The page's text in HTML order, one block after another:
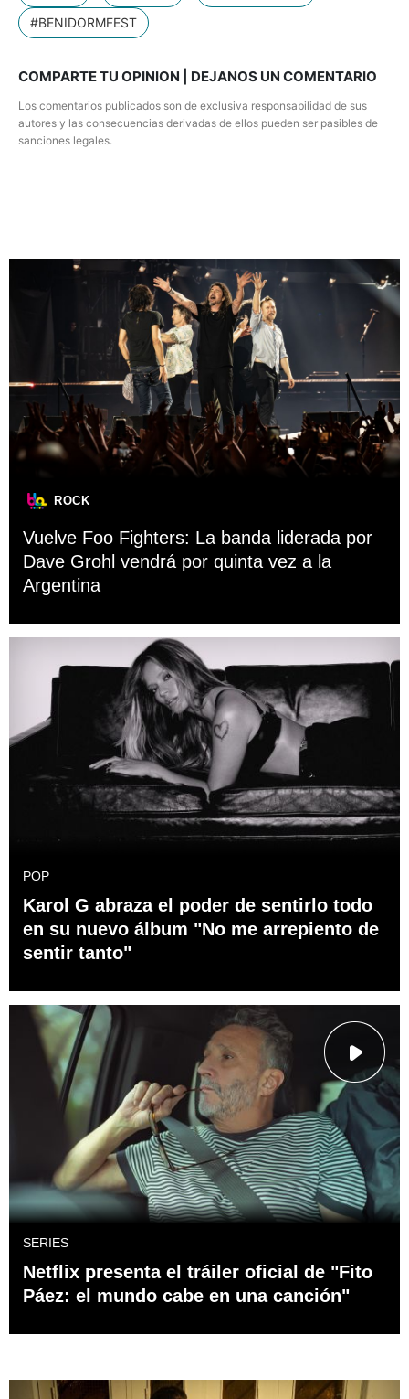
#BENIDORMFEST
COMPARTE TU OPINION | DEJANOS UN COMENTARIO
Los comentarios publicados son de exclusiva responsabilidad de sus
autores y las consecuencias derivadas de ellos pueden ser pasibles de
sanciones legales.
ROCK
Vuelve Foo Fighters: La banda liderada por
Dave Grohl vendrá por quinta vez a la
Argentina
POP
Karol G abraza el poder de sentirlo todo
en su nuevo álbum "No me arrepiento de
sentir tanto"
SERIES
Netflix presenta el tráiler oficial de "Fito
Páez: el mundo cabe en una canción"